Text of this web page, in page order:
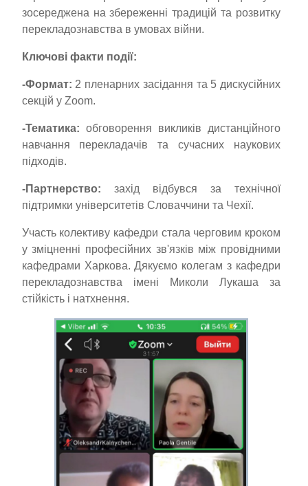
зосереджена на збереженні традицій та розвитку
перекладознавства в умовах війни.
Ключові факти події:
-Формат: 2 пленарних засідання та 5 дискусійних
секцій у Zoom.
-Тематика: обговорення викликів дистанційного
навчання перекладачів та сучасних наукових
підходів.
-Партнерство: захід відбувся за технічної
підтримки університетів Словаччини та Чехії.
Участь колективу кафедри стала черговим кроком
у зміцненні професійних зв'язків між провідними
кафедрами Харкова. Дякуємо колегам з кафедри
перекладознавства імені Миколи Лукаша за
стійкість і натхнення.